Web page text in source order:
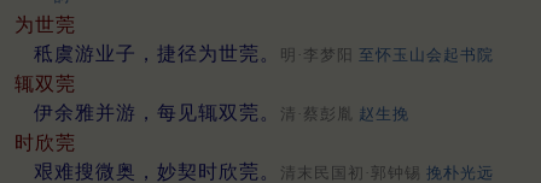
为世莞
秪虞游业子，捷径为世莞。
明·李梦阳 至怀玉山会起书院
辄双莞
伊余雅并游，每见辄双莞。
清·蔡彭胤 赵生挽
时欣莞
艰难搜微奥，妙契时欣莞。
清末民国初·郭钟锡 挽朴光远